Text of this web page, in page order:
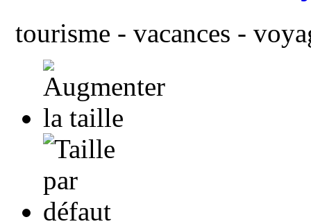
tourisme - vacances -